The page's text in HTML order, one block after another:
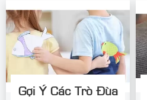
Gợi Ý Các Trò Đùa